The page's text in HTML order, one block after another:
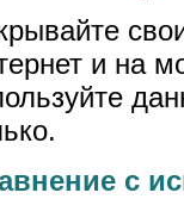
и на
с